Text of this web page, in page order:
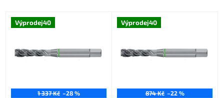
Výprodej40
1 337 Kč –28 %
Výprodej40
874 Kč –22 %